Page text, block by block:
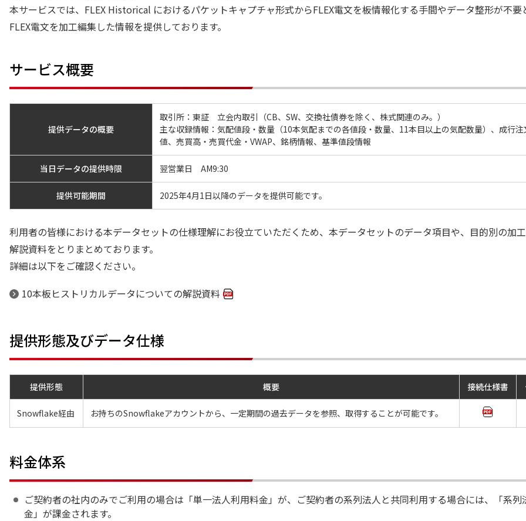
本サービスでは、FLEX Historical におけるパケットキャプチャ形式からFLEX電文を板情報化する手間やデータ整形が不要
FLEX電文を加工編集した情報を提供しております。
サービス概要
提供データの概要
取引所：東証 立会内取引（CB、SW、交換社債券を除く、株式関連のみ。）
主な収録情報：気配値段・数量（10本気配までの各値段・数量、11本目以上の気配数量）、成行
値、売買高・売買代金・VWAP、銘柄情報、基準値段情報
当日データの提供時限 翌営業日 AM9:30
提供可能期間 2025年4月1日以降のデータを提供可能です。
利用者の皆様における本データセットの仕様理解にお役立ていただくため、本データセットのデータ項目や、目的別の加
解説資料をとりまとめております。
詳細は以下をご確認ください。
10本板ヒストリカルデータについての解説資料
提供形態及びデータ仕様
提供形態 概要 接続仕様書
Snowflake経由 お持ちのSnowflakeアカウントから、一定期間の過去データを参照、取得することが可能です。
料金体系
ご契約者の社内のみでご利用の場合は「単一法人利用料金」が、ご契約者の系列法人と共同利用する場合には、「系列
金」が課金されます。